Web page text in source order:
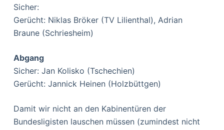
Sicher:
Gerücht: Niklas Bröker (TV Lilienthal), Adrian
Braune (Schriesheim)
Abgang
Sicher: Jan Kolisko (Tschechien)
Gerücht: Jannick Heinen (Holzbüttgen)
Damit wir nicht an den Kabinentüren der
Bundesligisten lauschen müssen (zumindest nicht